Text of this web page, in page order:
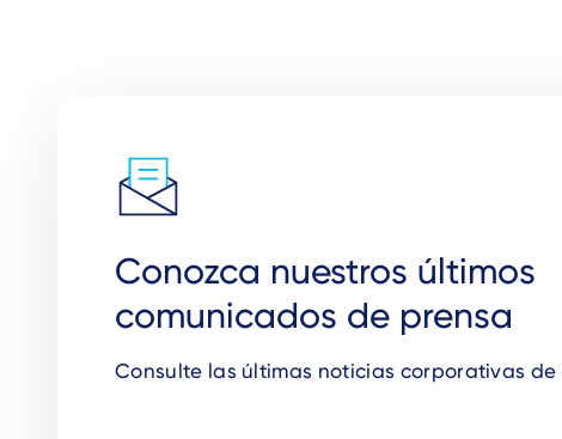
Conozca nuestros últimos
comunicados de prensa
Consulte las últimas noticias corporativas de